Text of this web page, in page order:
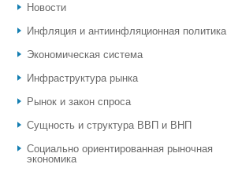
Новости
Инфляция и антиинфляционная политика
Экономическая система
Инфраструктура рынка
Рынок и закон спроса
Сущность и структура ВВП и ВНП
Социально ориентированная рыночная
экономика